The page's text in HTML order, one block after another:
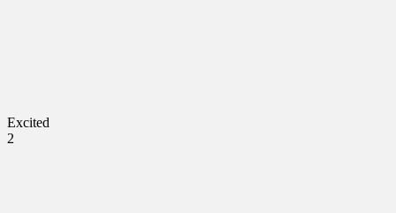
Excited
2